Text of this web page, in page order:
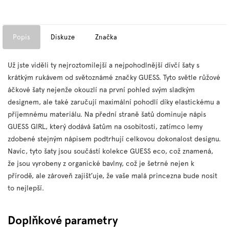
Popis Diskuze Značka
Už jste viděli ty nejroztomilejší a nejpohodlnější dívčí šaty s
krátkým rukávem od světoznámé značky GUESS. Tyto světle růžové
áčkové šaty nejenže okouzlí na první pohled svým sladkým
designem, ale také zaručují maximální pohodlí díky elastickému a
příjemnému materiálu. Na přední straně šatů dominuje nápis
GUESS GIRL, který dodává šatům na osobitosti, zatímco lemy
zdobené stejným nápisem podtrhují celkovou dokonalost designu.
Navíc, tyto šaty jsou součástí kolekce GUESS eco, což znamená,
že jsou vyrobeny z organické bavlny, což je šetrné nejen k
přírodě, ale zároveň zajišťuje, že vaše malá princezna bude nosit
to nejlepší.
Doplňkové parametry